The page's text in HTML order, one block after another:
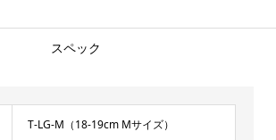
スペック
T-LG-M（18-19cm Mサイズ）